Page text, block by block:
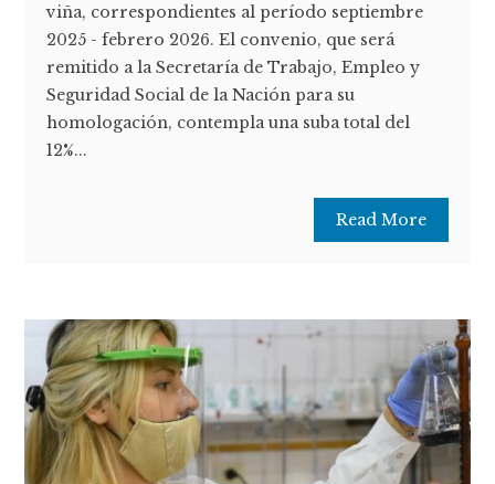
viña, correspondientes al período septiembre
2025 - febrero 2026. El convenio, que será
remitido a la Secretaría de Trabajo, Empleo y
Seguridad Social de la Nación para su
homologación, contempla una suba total del
12%...
Read More